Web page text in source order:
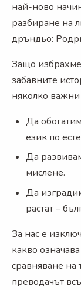
най-ново
разбиране на
дръндьо:
Защо
забавните
няколко
Да
език по
Да
мислене.
Да
растат –
За нас е
какво
сравняване на
преводачът